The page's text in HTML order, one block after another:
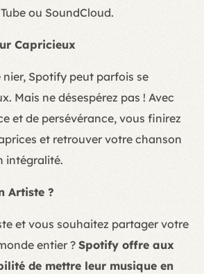
ou SoundCloud.
Capricieux
nier, Spotify peut parfois se
Mais ne désespérez pas ! Avec
et de persévérance, vous finirez
et retrouver votre chanson
intégralité.
Artiste ?
et vous souhaitez partager votre
entier ?Spotify offre aux
de mettre leur musique en